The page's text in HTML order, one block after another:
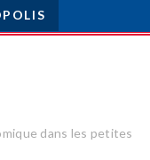
dans les petites